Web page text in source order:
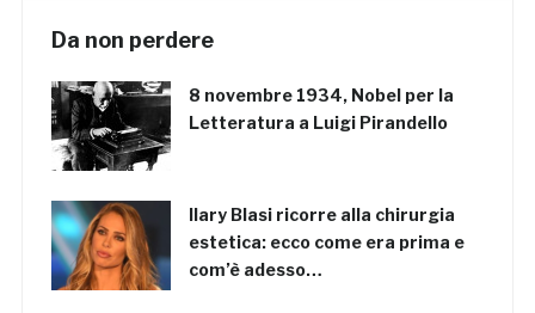
Da non perdere
8 novembre 1934, Nobel per la
Letteratura a Luigi Pirandello
Ilary Blasi ricorre alla chirurgia
estetica: ecco come era prima e
com’è adesso…